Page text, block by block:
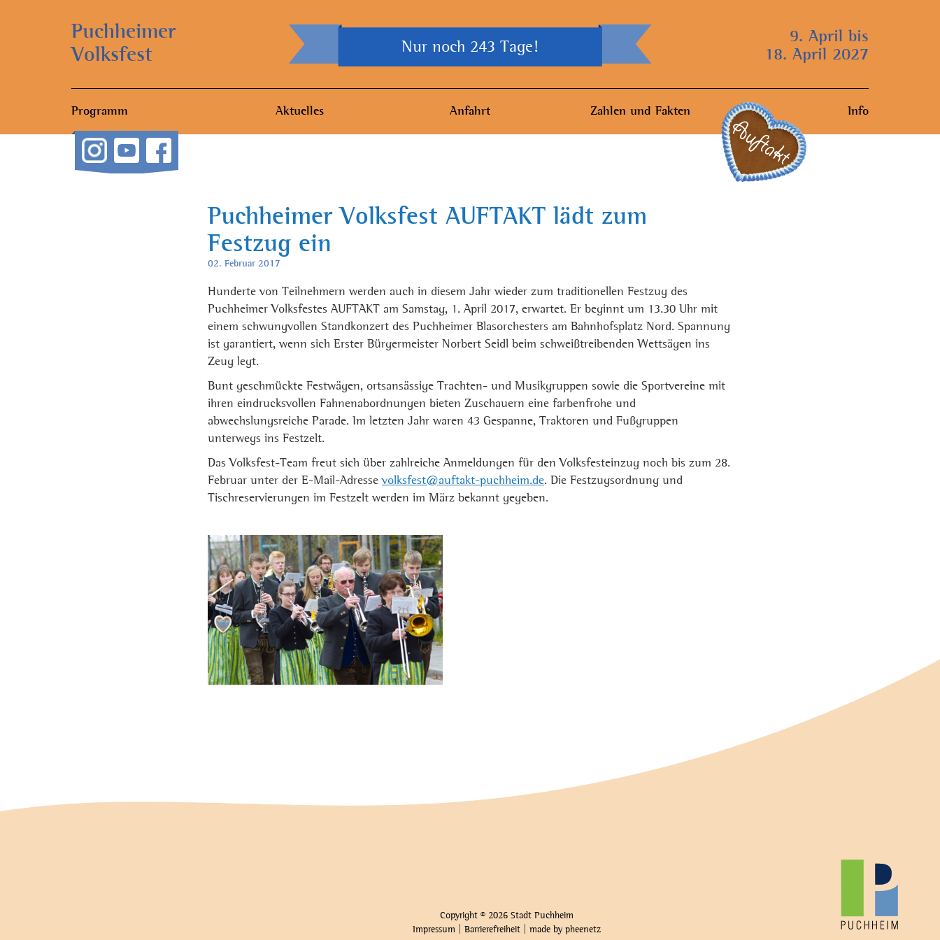
Puchheimer
Volksfest
Nur noch 243 Tage!
9. April bis
18. April 2027
Programm Aktuelles Anfahrt Zahlen und Fakten Info
Puchheimer Volksfest AUFTAKT lädt zum
Festzug ein
02. Februar 2017
Hunderte von Teilnehmern werden auch in diesem Jahr wieder zum traditionellen Festzug des
Puchheimer Volksfestes AUFTAKT am Samstag, 1. April 2017, erwartet. Er beginnt um 13.30 Uhr mit
einem schwungvollen Standkonzert des Puchheimer Blasorchesters am Bahnhofsplatz Nord. Spannung
ist garantiert, wenn sich Erster Bürgermeister Norbert Seidl beim schweißtreibenden Wettsägen ins
Zeug legt.
Bunt geschmückte Festwägen, ortsansässige Trachten- und Musikgruppen sowie die Sportvereine mit
ihren eindrucksvollen Fahnenabordnungen bieten Zuschauern eine farbenfrohe und
abwechslungsreiche Parade. Im letzten Jahr waren 43 Gespanne, Traktoren und Fußgruppen
unterwegs ins Festzelt.
Das Volksfest-Team freut sich über zahlreiche Anmeldungen für den Volksfesteinzug noch bis zum 28.
Februar unter der E-Mail-Adressevolksfest@auftakt-puchheim.de. Die Festzugsordnung und
Tischreservierungen im Festzelt werden im März bekannt gegeben.
Copyright © 2026 Stadt Puchheim
Impressum
Barrierefreiheit| made by pheenetz